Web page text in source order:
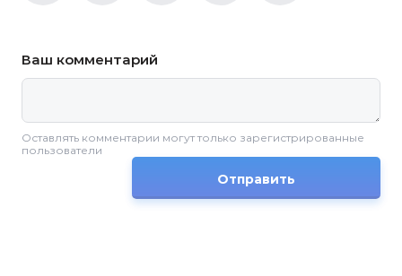
Ваш комментарий
Оставлять комментарии могут только зарегистрированные
пользователи
Отправить